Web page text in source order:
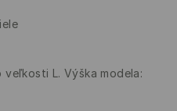
L. Výška modela: